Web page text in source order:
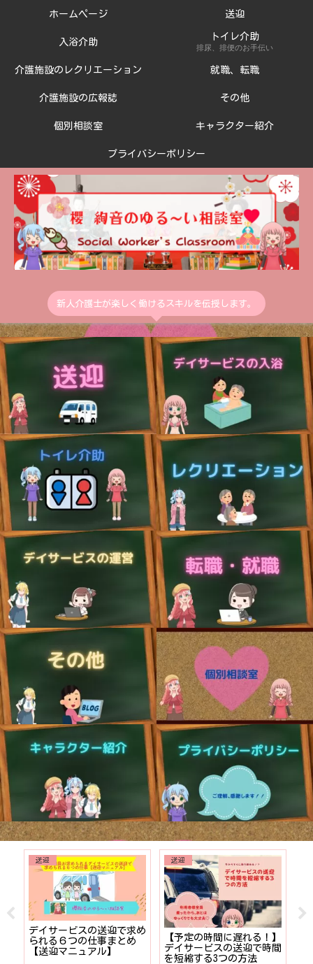
新人介護士が楽しく働けるスキルを伝授します。
ホームページ 送迎
入浴介助
トイレ介助
排尿、排便のお手伝い
介護施設のレクリエーション 就職、転職
介護施設の広報誌 その他
個別相談室 キャラクター紹介
プライバシーポリシー
送迎
デイサービスの送迎で求め
られる６つの仕事まとめ
【送迎マニュアル】
送迎
【予定の時間に遅れる！】
デイサービスの送迎で時間
を短縮する3つの方法